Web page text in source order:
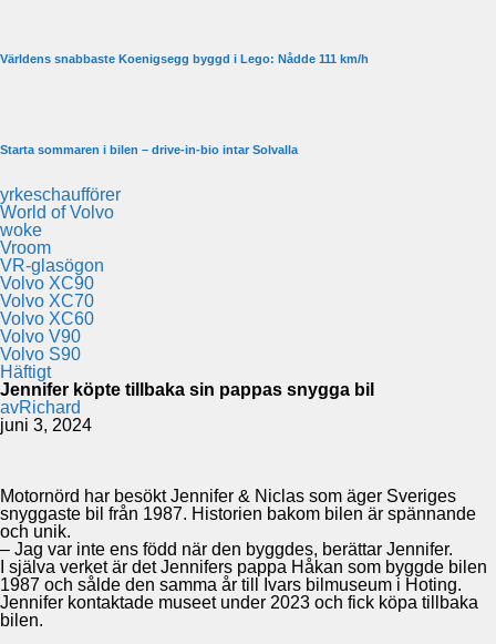
Världens snabbaste Koenigsegg byggd i Lego: Nådde 111 km/h
Starta sommaren i bilen – drive-in-bio intar Solvalla
yrkeschaufförer
World of Volvo
woke
Vroom
VR-glasögon
Volvo XC90
Volvo XC70
Volvo XC60
Volvo V90
Volvo S90
Häftigt
Jennifer köpte tillbaka sin pappas snygga bil
avRichard
juni 3, 2024
Motornörd har besökt Jennifer & Niclas som äger Sveriges
snyggaste bil från 1987. Historien bakom bilen är spännande
och unik.
– Jag var inte ens född när den byggdes, berättar Jennifer.
I själva verket är det Jennifers pappa Håkan som byggde bilen
1987 och sålde den samma år till Ivars bilmuseum i Hoting.
Jennifer kontaktade museet under 2023 och fick köpa tillbaka
bilen.